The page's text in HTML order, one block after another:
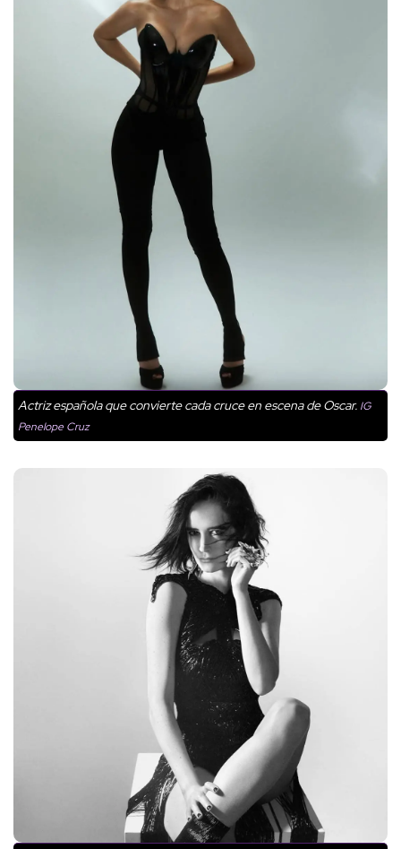
Actriz española que convierte cada cruce en escena de Oscar. IG
Penelope Cruz